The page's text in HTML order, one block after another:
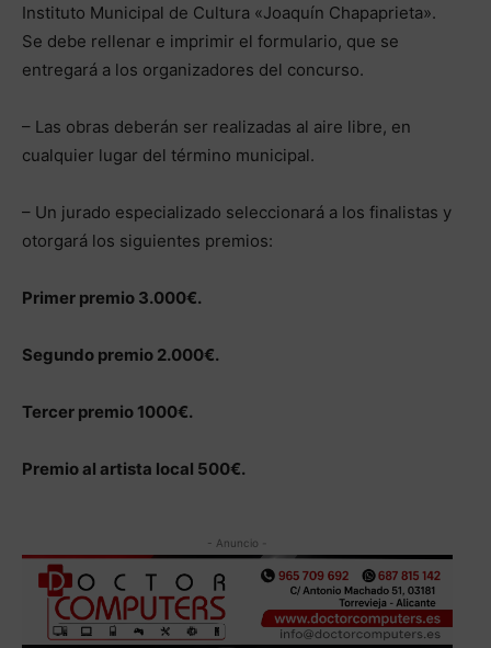
Instituto Municipal de Cultura «Joaquín Chapaprieta».
Se debe rellenar e imprimir el formulario, que se
entregará a los organizadores del concurso.
– Las obras deberán ser realizadas al aire libre, en
cualquier lugar del término municipal.
– Un jurado especializado seleccionará a los finalistas y
otorgará los siguientes premios:
Primer premio 3.000€.
Segundo premio 2.000€.
Tercer premio 1000€.
Premio al artista local 500€.
- Anuncio -